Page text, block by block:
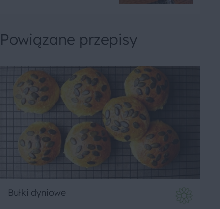
Powiązane przepisy
Bułki dyniowe